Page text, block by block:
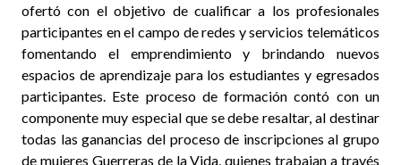
ofertó con el objetivo de cualificar a los profesionales
participantes en el campo de redes y servicios telemáticos
fomentando el emprendimiento y brindando nuevos
espacios de aprendizaje para los estudiantes y egresados
participantes. Este proceso de formación contó con un
componente muy especial que se debe resaltar, al destinar
todas las ganancias del proceso de inscripciones al grupo
de mujeres Guerreras de la Vida, quienes trabajan a través